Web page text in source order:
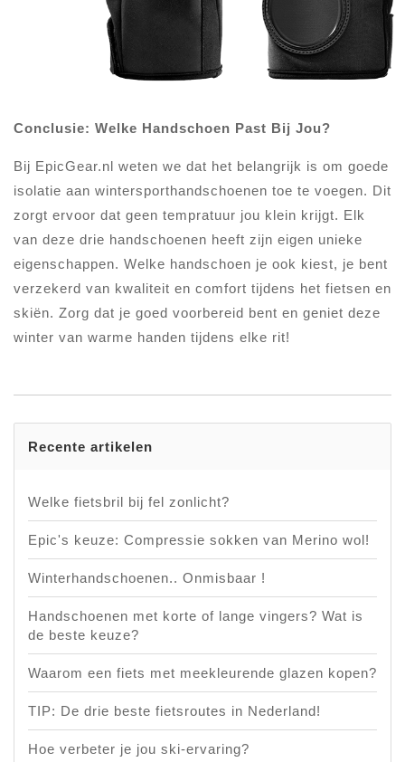
Conclusie: Welke Handschoen Past Bij Jou?
Bij EpicGear.nl weten we dat het belangrijk is om goede
isolatie aan wintersporthandschoenen toe te voegen. Dit
zorgt ervoor dat geen tempratuur jou klein krijgt. Elk
van deze drie handschoenen heeft zijn eigen unieke
eigenschappen. Welke handschoen je ook kiest, je bent
verzekerd van kwaliteit en comfort tijdens het fietsen en
skiën. Zorg dat je goed voorbereid bent en geniet deze
winter van warme handen tijdens elke rit!
Recente artikelen
Welke fietsbril bij fel zonlicht?
Epic's keuze: Compressie sokken van Merino wol!
Winterhandschoenen.. Onmisbaar !
Handschoenen met korte of lange vingers? Wat is
de beste keuze?
Waarom een fiets met meekleurende glazen kopen?
TIP: De drie beste fietsroutes in Nederland!
Hoe verbeter je jou ski-ervaring?